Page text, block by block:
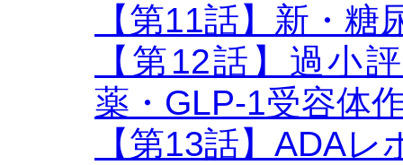
【第11話】新・糖
【第12話】過小
薬・GLP-1受容体
【第13話】ADAレ